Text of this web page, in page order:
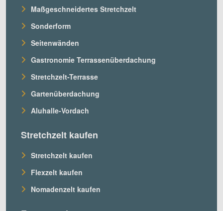
Maßgeschneidertes Stretchzelt
Sonderform
Seitenwänden
Gastronomie Terrassenüberdachung
Stretchzelt-Terrasse
Gartenüberdachung
Aluhalle-Vordach
Stretchzelt kaufen
Stretchzelt kaufen
Flexzelt kaufen
Nomadenzelt kaufen